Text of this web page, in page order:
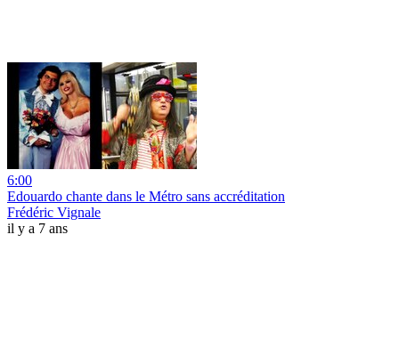
6:00
Edouardo chante dans le Métro sans accréditation
Frédéric Vignale
il y a 7 ans